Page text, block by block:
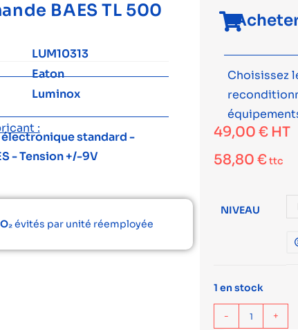
BAES TL 500
LUM10313
Eaton
Luminox
:
standard -
- Tension +/-9V
évités par unité réemployée
Choisissez
49,00€ HT
58,80€ttc
NIVEAU
1 en stock
- +